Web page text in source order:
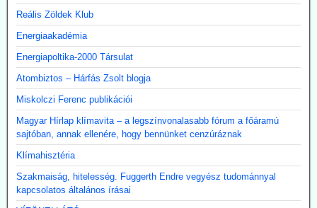
Reális Zöldek Klub
Energiaakadémia
Energiapoltika-2000 Társulat
Atombiztos – Hárfás Zsolt blogja
Miskolczi Ferenc publikációi
Magyar Hírlap klímavita – a legszínvonalasabb fórum a főáramú
sajtóban, annak ellenére, hogy bennünket cenzúráznak
Klímahisztéria
Szakmaiság, hitelesség. Fuggerth Endre vegyész tudománnyal
kapcsolatos általános írásai